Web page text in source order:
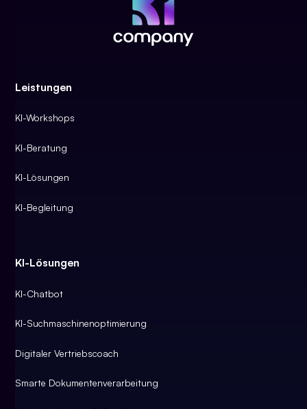
Leistungen
KI-Workshops
KI-Beratung
KI-Lösungen
KI-Begleitung
KI-Lösungen
KI-Chatbot
KI-Suchmaschinenoptimierung
Digitaler Vertriebscoach
Smarte Dokumentenverarbeitung